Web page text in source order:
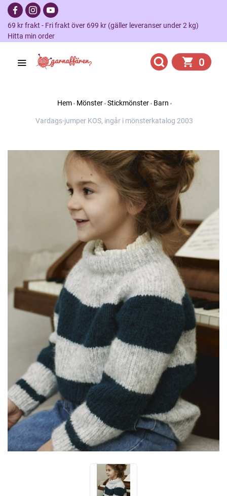
69 kr frakt - Fri frakt över 699 kr (gäller leveranser under 2 kg)
Hitta min order
0
Hem Mönster Stickmönster Barn
Vardags-jumper KOS, ingår i mönsterkatalog 2003